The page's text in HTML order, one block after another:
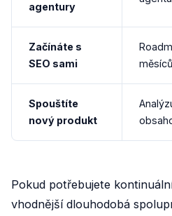
agentury
Začínáte s
SEO sami
měsíců
Spouštíte
nový produkt
Pokud potřebujete
vhodnější dlouhodobá